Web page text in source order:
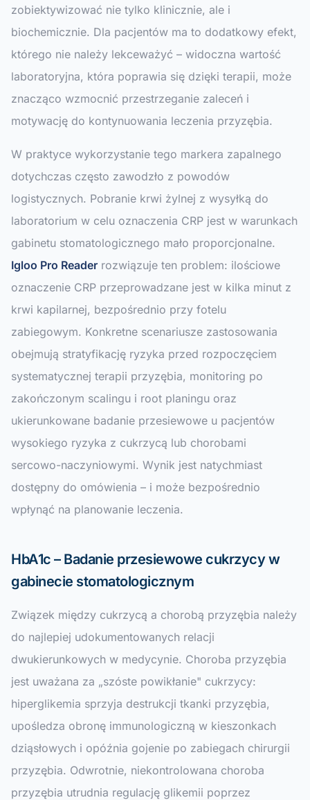
zobiektywizować nie tylko klinicznie, ale i
biochemicznie. Dla pacjentów ma to dodatkowy efekt,
którego nie należy lekceważyć – widoczna wartość
laboratoryjna, która poprawia się dzięki terapii, może
znacząco wzmocnić przestrzeganie zaleceń i
motywację do kontynuowania leczenia przyzębia.
W praktyce wykorzystanie tego markera zapalnego
dotychczas często zawodzło z powodów
logistycznych. Pobranie krwi żylnej z wysyłką do
laboratorium w celu oznaczenia CRP jest w warunkach
gabinetu stomatologicznego mało proporcjonalne.
Igloo Pro Reader rozwiązuje ten problem: ilościowe
oznaczenie CRP przeprowadzane jest w kilka minut z
krwi kapilarnej, bezpośrednio przy fotelu
zabiegowym. Konkretne scenariusze zastosowania
obejmują stratyfikację ryzyka przed rozpoczęciem
systematycznej terapii przyzębia, monitoring po
zakończonym scalingu i root planingu oraz
ukierunkowane badanie przesiewowe u pacjentów
wysokiego ryzyka z cukrzycą lub chorobami
sercowo-naczyniowymi. Wynik jest natychmiast
dostępny do omówienia – i może bezpośrednio
wpłynąć na planowanie leczenia.
HbA1c – Badanie przesiewowe cukrzycy w
gabinecie stomatologicznym
Związek między cukrzycą a chorobą przyzębia należy
do najlepiej udokumentowanych relacji
dwukierunkowych w medycynie. Choroba przyzębia
jest uważana za „szóste powikłanie" cukrzycy:
hiperglikemia sprzyja destrukcji tkanki przyzębia,
upośledza obronę immunologiczną w kieszonkach
dziąsłowych i opóźnia gojenie po zabiegach chirurgii
przyzębia. Odwrotnie, niekontrolowana choroba
przyzębia utrudnia regulację glikemii poprzez